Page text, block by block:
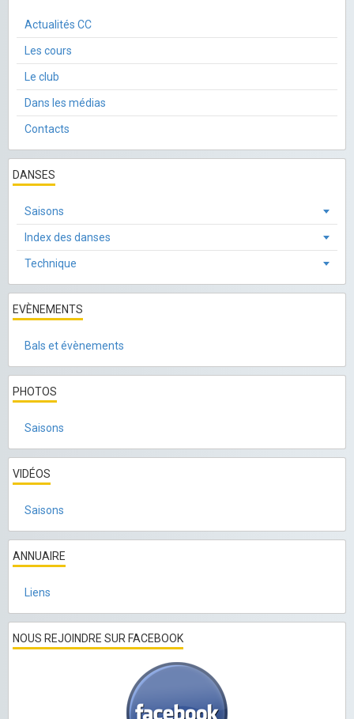
Actualités CC
Les cours
Le club
Dans les médias
Contacts
DANSES
Saisons
Index des danses
Technique
EVÈNEMENTS
Bals et évènements
PHOTOS
Saisons
VIDÉOS
Saisons
ANNUAIRE
Liens
NOUS REJOINDRE SUR FACEBOOK